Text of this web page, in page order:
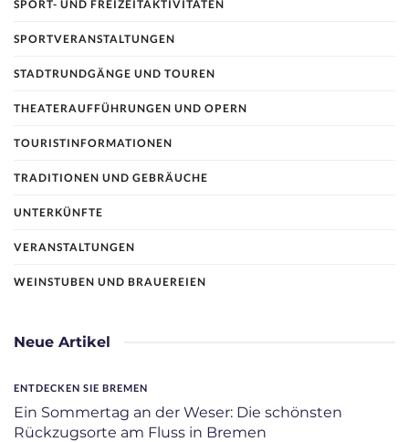
SPORT- UND FREIZEITAKTIVITÄTEN
SPORTVERANSTALTUNGEN
STADTRUNDGÄNGE UND TOUREN
THEATERAUFFÜHRUNGEN UND OPERN
TOURISTINFORMATIONEN
TRADITIONEN UND GEBRÄUCHE
UNTERKÜNFTE
VERANSTALTUNGEN
WEINSTUBEN UND BRAUEREIEN
Neue Artikel
ENTDECKEN SIE BREMEN
Ein Sommertag an der Weser: Die schönsten
Rückzugsorte am Fluss in Bremen